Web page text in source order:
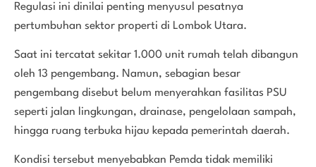
Regulasi ini dinilai penting menyusul pesatnya
pertumbuhan sektor properti di Lombok Utara.
Saat ini tercatat sekitar 1.000 unit rumah telah dibangun
oleh 13 pengembang. Namun, sebagian besar
pengembang disebut belum menyerahkan fasilitas PSU
seperti jalan lingkungan, drainase, pengelolaan sampah,
hingga ruang terbuka hijau kepada pemerintah daerah.
Kondisi tersebut menyebabkan Pemda tidak memiliki